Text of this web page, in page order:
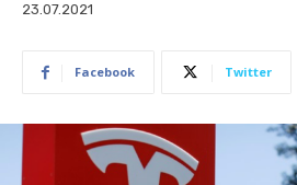
23.07.2021
Facebook Twitter